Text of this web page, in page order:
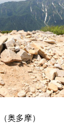
（奥多摩）